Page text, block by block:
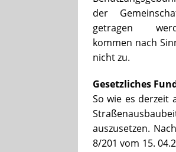
der
getragen
kommen nach
nicht zu.
Gesetzliches
So wie es derzeit
auszusetzen.
8/201 vom 15.